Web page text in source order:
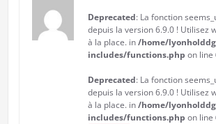
Deprecated: La fonction
depuis la version 6.9.0 ! Utilisez
à la place. in/home/
includes/functions.php on line
Deprecated: La fonction
depuis la version 6.9.0 ! Utilisez
à la place. in/home/
includes/functions.php on line